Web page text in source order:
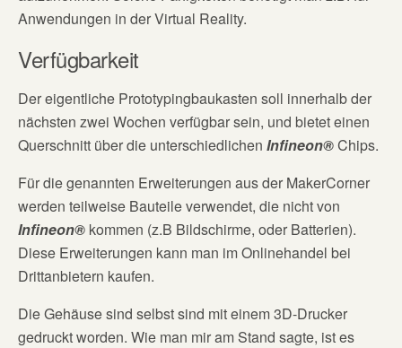
Anwendungen in der Virtual Reality.
Verfügbarkeit
Der eigentliche Prototypingbaukasten soll innerhalb der
nächsten zwei Wochen verfügbar sein, und bietet einen
Querschnitt über die unterschiedlichen Infineon®Chips.
Für die genannten Erweiterungen aus der MakerCorner
werden teilweise Bauteile verwendet, die nicht von
Infineon® kommen (z.B Bildschirme, oder Batterien).
Diese Erweiterungen kann man im Onlinehandel bei
Drittanbietern kaufen.
Die Gehäuse sind selbst sind mit einem 3D-Drucker
gedruckt worden. Wie man mir am Stand sagte, ist es